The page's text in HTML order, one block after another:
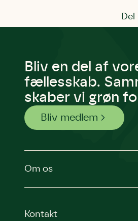
Del
Bliv en del af
fællesskab.
skaber vi grøn
Bliv medlem
Om os
Kontakt